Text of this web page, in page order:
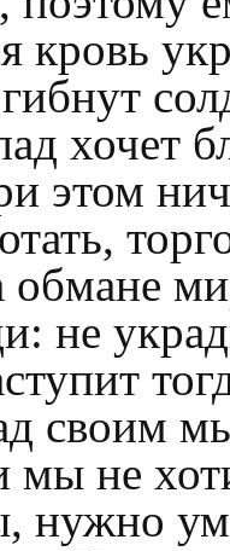
кровь
хочет
этом
не
своим
мы не
нужно